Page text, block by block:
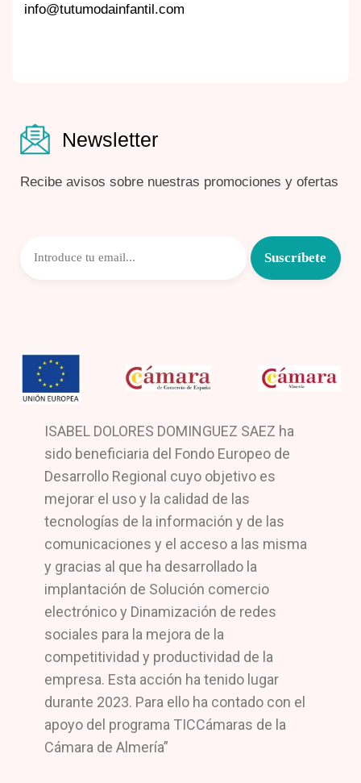
info@tutumodainfantil.com
Newsletter
Recibe avisos sobre nuestras promociones y ofertas
ISABEL DOLORES DOMINGUEZ SAEZ ha
sido beneficiaria del Fondo Europeo de
Desarrollo Regional cuyo objetivo es
mejorar el uso y la calidad de las
tecnologías de la información y de las
comunicaciones y el acceso a las misma
y gracias al que ha desarrollado la
implantación de Solución comercio
electrónico y Dinamización de redes
sociales para la mejora de la
competitividad y productividad de la
empresa. Esta acción ha tenido lugar
durante 2023. Para ello ha contado con el
apoyo del programa TICCámaras de la
Cámara de Almería”